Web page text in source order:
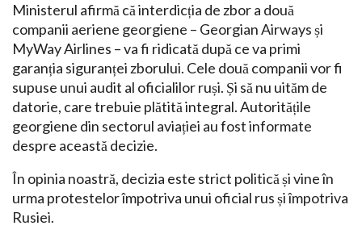
Ministerul afirmă că interdicția de zbor a două
companii aeriene georgiene – Georgian Airways și
MyWay Airlines – va fi ridicată după ce va primi
garanția siguranței zborului. Cele două companii vor fi
supuse unui audit al oficialilor ruși. Și să nu uităm de
datorie, care trebuie plătită integral. Autoritățile
georgiene din sectorul aviației au fost informate
despre această decizie.
În opinia noastră, decizia este strict politică și vine în
urma protestelor împotriva unui oficial rus și împotriva
Rusiei.